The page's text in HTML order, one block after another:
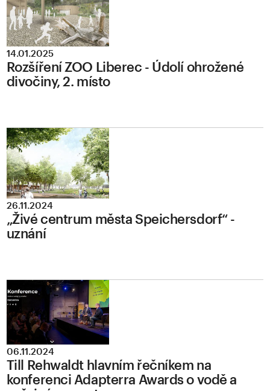
14.01.2025
Rozšíření ZOO Liberec - Údolí ohrožené
divočiny, 2. místo
26.11.2024
„Živé centrum města Speichersdorf“ -
uznání
06.11.2024
Till Rehwaldt hlavním řečníkem na
konferenci Adapterra Awards o vodě a